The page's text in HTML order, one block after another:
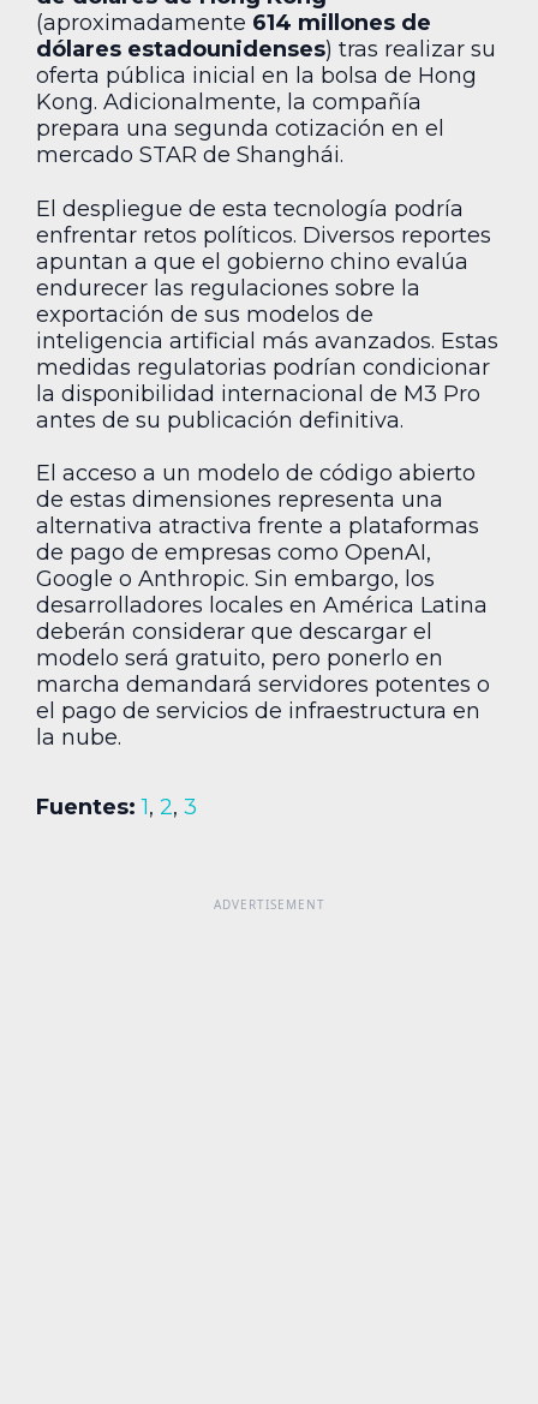
(aproximadamente 614 millones de
dólares estadounidenses) tras realizar su
oferta pública inicial en la bolsa de Hong
Kong. Adicionalmente, la compañía
prepara una segunda cotización en el
mercado STAR de Shanghái.
El despliegue de esta tecnología podría
enfrentar retos políticos. Diversos reportes
apuntan a que el gobierno chino evalúa
endurecer las regulaciones sobre la
exportación de sus modelos de
inteligencia artificial más avanzados. Estas
medidas regulatorias podrían condicionar
la disponibilidad internacional de M3 Pro
antes de su publicación definitiva.
El acceso a un modelo de código abierto
de estas dimensiones representa una
alternativa atractiva frente a plataformas
de pago de empresas como OpenAI,
Google o Anthropic. Sin embargo, los
desarrolladores locales en América Latina
deberán considerar que descargar el
modelo será gratuito, pero ponerlo en
marcha demandará servidores potentes o
el pago de servicios de infraestructura en
la nube.
Fuentes: 1, 2, 3